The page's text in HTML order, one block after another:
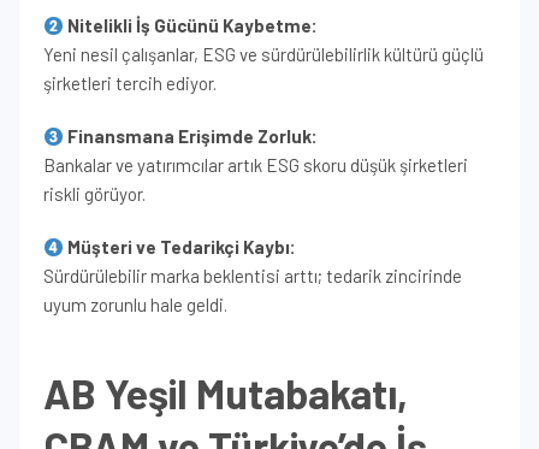
Nitelikli İş Gücünü Kaybetme:
Yeni nesil çalışanlar, ESG ve sürdürülebilirlik kültürü güçlü
şirketleri tercih ediyor.
Finansmana Erişimde Zorluk:
Bankalar ve yatırımcılar artık ESG skoru düşük şirketleri
riskli görüyor.
Müşteri ve Tedarikçi Kaybı:
Sürdürülebilir marka beklentisi arttı; tedarik zincirinde
uyum zorunlu hale geldi.
AB Yeşil Mutabakatı,